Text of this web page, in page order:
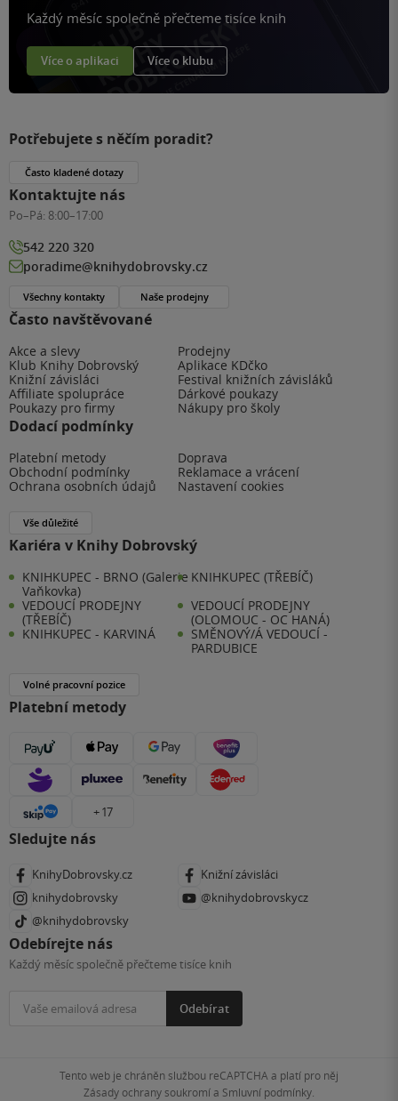
Každý měsíc společně přečteme tisíce knih
Více o aplikaci Více o klubu
Často navštěvované
Akce a slevy
Prodejny
Klub Knihy Dobrovský
Aplikace KDčko
Knižní závisláci
Festival knižních závisláků
Affiliate spolupráce
Dárkové poukazy
Poukazy pro firmy
Nákupy pro školy
Dodací podmínky
Platební metody
Doprava
Obchodní podmínky
Reklamace a vrácení
Ochrana osobních údajů
Nastavení cookies
Vše důležité
Kariéra v Knihy Dobrovský
KNIHKUPEC - BRNO (Galerie
Vaňkovka)
KNIHKUPEC (TŘEBÍČ)
VEDOUCÍ PRODEJNY
(TŘEBÍČ)
VEDOUCÍ PRODEJNY
(OLOMOUC - OC HANÁ)
KNIHKUPEC - KARVINÁ
SMĚNOVÝ/Á VEDOUCÍ -
PARDUBICE
Volné pracovní pozice
Platební metody
+ 17
Sledujte nás
KnihyDobrovsky.cz
Knižní závisláci
knihydobrovsky
@knihydobrovskycz
@knihydobrovsky
Odebírejte nás
Každý měsíc společně přečteme tisíce knih
Odebírat
Potřebujete s něčím poradit?
Často kladené dotazy
Kontaktujte nás
Po–Pá: 8:00–17:00
542 220 320
poradime@knihydobrovsky.cz
Všechny kontakty Naše prodejny
Tento web je chráněn službou reCAPTCHA a platí pro něj
Zásady ochrany soukromía Smluvní podmínky